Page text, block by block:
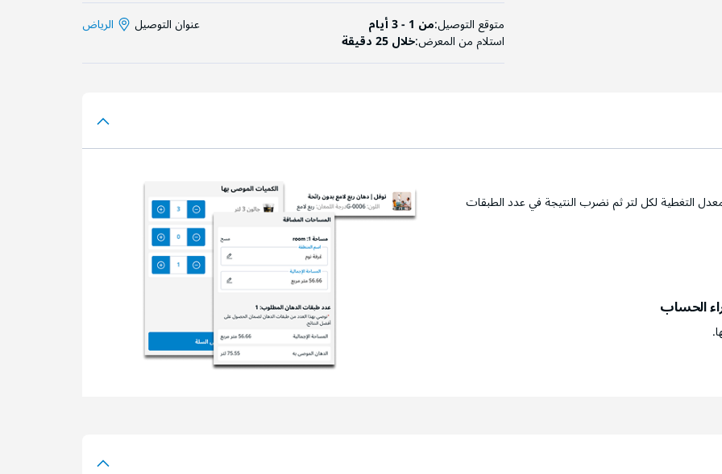
متوقع التوصيل:من 1 - 3 أيام
استلام من المعرض:خلال 25 دقيقة
عنوان التوصيل الرياض
التغطية لكل لتر ثم نضرب النتيجة في عدد الطبقات
الحساب